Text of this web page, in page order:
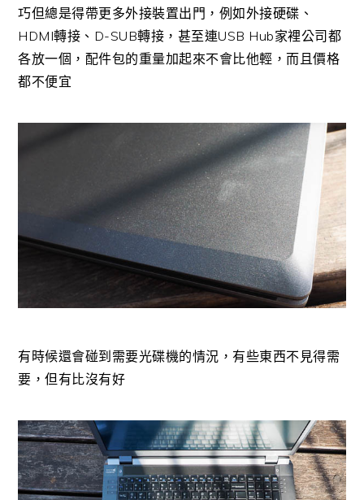
巧但總是得帶更多外接裝置出門，例如外接硬碟、
HDMI轉接、D-SUB轉接，甚至連USB Hub家裡公司都
各放一個，配件包的重量加起來不會比他輕，而且價格
都不便宜
有時候還會碰到需要光碟機的情況，有些東西不見得需
要，但有比沒有好